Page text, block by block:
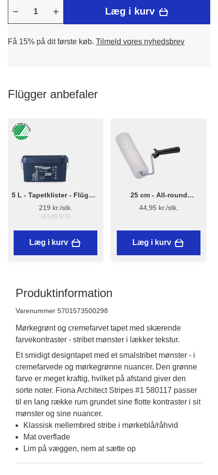
Læg i kurv
Få 15% på dit første køb. Tilmeld vores nyhedsbrev
Flügger anbefaler
5 L - Tapetklister - Flügger
Adhesive 290
219 kr./stk.
(43,80 kr./l)
Læg i kurv
25 cm - All-round
Malerrulle m/skaft
44,95 kr./stk.
Læg i kurv
Produktinformation
Varenummer 5701573500298
Mørkegrønt og cremefarvet tapet med skærende
farvekontraster - stribet mønster i lækker tekstur.
Et smidigt designtapet med et smalstribet mønster - i
cremefarvede og mørkegrønne nuancer. Den grønne
farve er meget kraftig, hvilket på afstand giver den
sorte noter. Fiona Architect Stripes #1 580117 passer
til en lang række rum grundet sine flotte kontraster i sit
mønster og sine nuancer.
Klassisk mellembred stribe i mørkeblå/råhvid
Mat overflade
Lim på væggen, nem at sætte op